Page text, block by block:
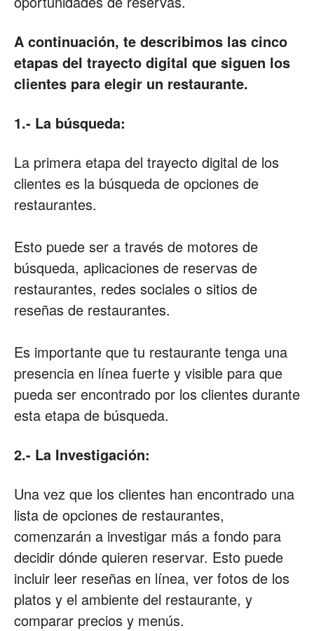
para
A continuación, te describimos las cinco
etapas del trayecto digital que siguen los
clientes para elegir un restaurante.
1.- La búsqueda:
La primera etapa del trayecto digital de los
clientes es la búsqueda de opciones de
restaurantes.
Esto puede ser a través de motores de
búsqueda, aplicaciones de reservas de
restaurantes, redes sociales o sitios de
reseñas de restaurantes.
Es importante que tu restaurante tenga una
presencia en línea fuerte y visible para que
pueda ser encontrado por los clientes durante
esta etapa de búsqueda.
2.- La Investigación:
Una vez que los clientes han encontrado una
lista de opciones de restaurantes,
comenzarán a investigar más a fondo para
decidir dónde quieren reservar. Esto puede
incluir leer reseñas en línea, ver fotos de los
platos y el ambiente del restaurante, y
comparar precios y menús.